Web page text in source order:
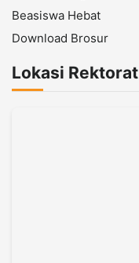
Beasiswa Hebat
Download Brosur
Lokasi Rektorat